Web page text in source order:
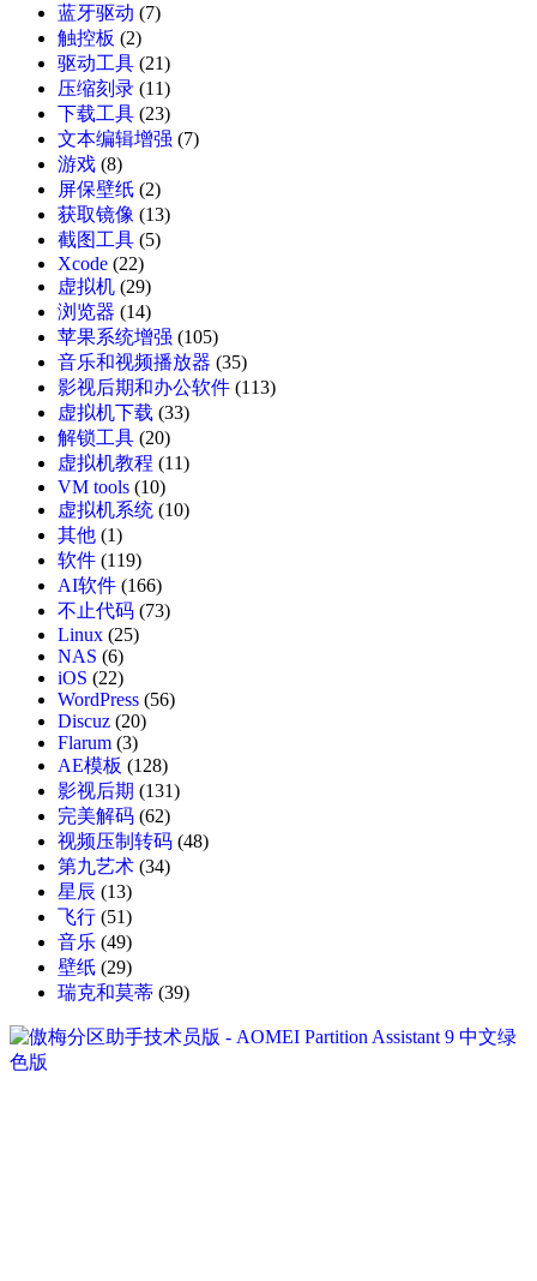
蓝牙驱动 (7)
触控板 (2)
驱动工具 (21)
压缩刻录 (11)
下载工具 (23)
文本编辑增强 (7)
游戏 (8)
屏保壁纸 (2)
获取镜像 (13)
截图工具 (5)
Xcode (22)
虚拟机 (29)
浏览器 (14)
苹果系统增强 (105)
音乐和视频播放器 (35)
影视后期和办公软件 (113)
虚拟机下载 (33)
解锁工具 (20)
虚拟机教程 (11)
VM tools (10)
虚拟机系统 (10)
其他 (1)
软件 (119)
AI软件 (166)
不止代码 (73)
Linux (25)
NAS (6)
iOS (22)
WordPress (56)
Discuz (20)
Flarum (3)
AE模板 (128)
影视后期 (131)
完美解码 (62)
视频压制转码 (48)
第九艺术 (34)
星辰 (13)
飞行 (51)
音乐 (49)
壁纸 (29)
瑞克和莫蒂 (39)